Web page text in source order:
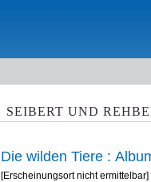
SEIBERT UND
Die wilden Tiere :
[Erscheinungsort nicht